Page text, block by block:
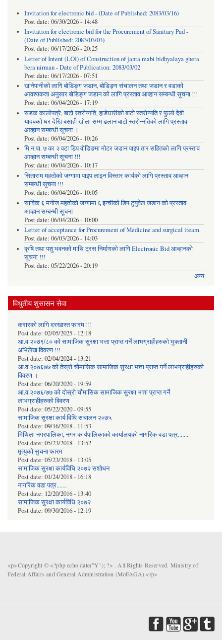
Invitation for electronic bid - (Date of Published: 2083/03/16)
Post date: 06/30/2026 - 14:48
Invitation for electronic bid for the Procurement of Sanitary Pad -
(Date of Published: 2083/03/03)
Post date: 06/17/2026 - 20:25
Letter of Intent (LOI) of Construction of janta mabi bidhyalaya ghera
bera nirman - Date of Publication: 2083/03/02
Post date: 06/17/2026 - 07:51
खानेपानीको लागि बोडिङ्ग जडान, बोडिङ्ग संचालन तथा जडान र वडाको
आवश्यकता अनुसार बोडिङ्ग जडान को लागि प्रस्ताव आव्हान सम्बन्धी सूचना !!!
Post date: 06/04/2026 - 17:19
सडक कालोपत्रे, बाटो स्तरोन्नति, हाडेघारीको बाटो स्तरोन्नति र फुलो देवी
यादवको घर देखि बसाही खोला सम्म ढलान बाटो स्तरोन्नतिको लागि प्रस्ताव
आव्हान सम्बन्धी सूचना ।
Post date: 06/04/2026 - 10:26
मि.न.पा. ७ का २ वटा डिप वोडिङमा मोटर जडान पाइप तार सहितको लागि प्रस्ताव
आव्हान सम्बन्धी सूचना !!!
Post date: 06/04/2026 - 10:17
सिताराम महतोको जग्गामा पाइप लाइन विस्तार कार्यको लागि प्रस्ताव आव्हान
सम्बन्धी सूचना !!!
Post date: 06/04/2026 - 10:05
साविक ६ मनोज महतोको जग्गामा ६ इन्चीको डिप टुयुवेल जडान को प्रस्ताव
आव्हान सम्बन्धी सूचना
Post date: 06/04/2026 - 10:00
Letter of acceptance for Procurement of Medicine and surgical iteam.
Post date: 06/03/2026 - 14:03
कृषि तथा पशु भवनको माथि ट्रस निर्माणको लागि Electronic Bid आव्हानको
सूचना !!!
Post date: 05/22/2026 - 20:19
अन्य
विधुतीय शुसासन सेवा
करारको लागि दरखास्त फारम !!!
Post date: 02/05/2025 - 12:18
आ.व २०७९/८० को सामाजिक सुरक्षा भत्ता प्राप्त गर्ने लाभग्राहीहरुको भुक्तानी
अभिलेख विवरण !!!
Post date: 02/04/2024 - 13:21
आ.व २०७६७७ को तेस्रो चौमासिक सामाजिक सुरक्षा भत्ता प्राप्त गर्ने लाभग्राहीहरुको
विवरण ।
Post date: 06/20/2020 - 19:59
आ.व २०७६/७७ को दोस्रो चौमासिक सामाजिक सुरक्षा भत्ता प्राप्त गर्ने
लाभग्राहीहरुको विवरण
Post date: 05/22/2020 - 09:55
सामाजिक सुरक्षा कार्य विधि स‌चालन २०७५
Post date: 09/16/2018 - 11:53
मिथिला नगरपालिका, नगर कार्यपालिकाको कार्यालयकाे नागरिक वडा पत्र.......
Post date: 05/23/2018 - 13:52
मृत्युको सुचना फारम
Post date: 05/23/2018 - 13:05
सामाजिक सुरक्षा कार्यविधि २०७२ स‌शाेधन
Post date: 01/24/2018 - 16:18
नागरिक वडा पत्र.......
Post date: 12/20/2016 - 13:40
सामाजिक सुरक्षा कार्यविधि २०७२
Post date: 09/30/2016 - 12:19
<p>Copyright © <?php echo date("Y"); ?> . All Rights Reserved. Ministry of
Federal Affairs and General Administration (MoFAGA).</p>